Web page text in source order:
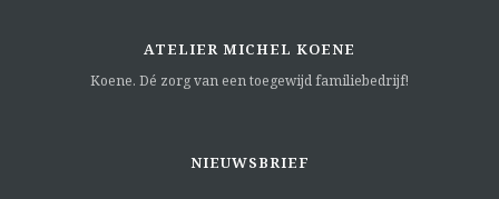
ATELIER MICHEL KOENE
Koene. Dé zorg van een toegewijd familiebedrijf!
NIEUWSBRIEF